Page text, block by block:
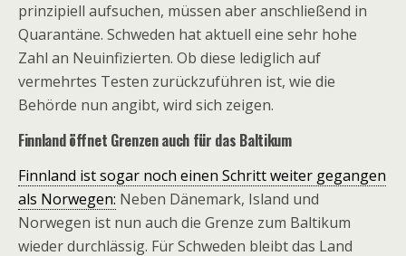
prinzipiell aufsuchen, müssen aber anschließend in
Quarantäne. Schweden hat aktuell eine sehr hohe
Zahl an Neuinfizierten. Ob diese lediglich auf
vermehrtes Testen zurückzuführen ist, wie die
Behörde nun angibt, wird sich zeigen.
Finnland öffnet Grenzen auch für das Baltikum
Finnland ist sogar noch einen Schritt weiter gegangen
als Norwegen: Neben Dänemark, Island und
Norwegen ist nun auch die Grenze zum Baltikum
wieder durchlässig. Für Schweden bleibt das Land